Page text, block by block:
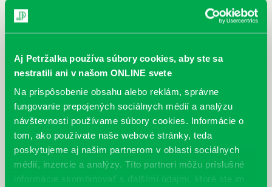
Aj Petržalka používa súbory cookies, aby ste sa
nestratili ani v našom ONLINE svete
Na prispôsobenie obsahu alebo reklám, správne
fungovanie prepojených sociálnych médií a analýzu
návštevnosti používame súbory cookies. Informácie o
tom, ako používate naše webové stránky, teda
poskytujeme aj našim partnerom v oblasti sociálnych
médií, inzercie a analýzy. Títo partneri môžu príslušné
informácie skombinovať s ďalšími údajmi, ktoré ste im